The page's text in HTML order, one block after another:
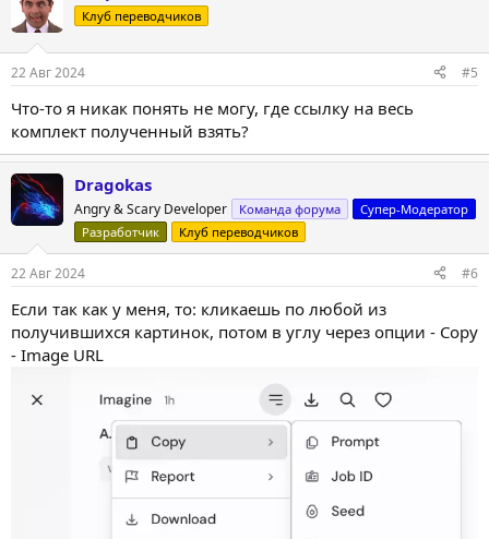
ц
и
Клуб переводчиков
22 Авг 2024 #5
Что-то я никак понять не могу, где ссылку на весь
комплект полученный взять?
Dragokas
Angry & Scary Developer Команда форума
Супер-Модератор
Разработчик
Клуб переводчиков
22 Авг 2024 #6
Если так как у меня, то: кликаешь по любой из
получившихся картинок, потом в углу через опции - Copy
- Image URL